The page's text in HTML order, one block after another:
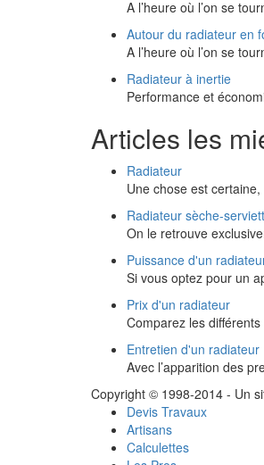
A l’heure où l’on se
Autour du radiateur en
A l’heure où l’on se
Radiateur à inertie
Performance et
Articles les
Radiateur
Une chose est
Radiateur sèche-
On le retrouve
Puissance d'un
Si vous optez pour un
Prix d'un radiateur
Comparez les
Entretien d'un radiateur
Avec l’apparition des
Copyright © 1998-2014 - Un
Devis Travaux
Artisans
Calculettes